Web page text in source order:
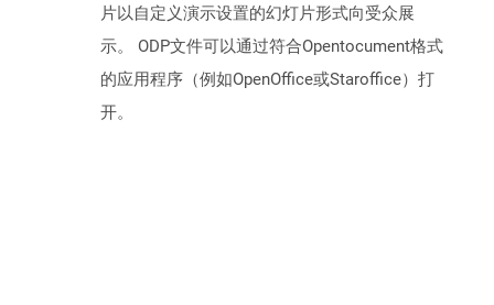
片以自定义演示设置的幻灯片形式向受众展
示。 ODP文件可以通过符合Opentocument格式
的应用程序（例如OpenOffice或Staroffice）打
开。